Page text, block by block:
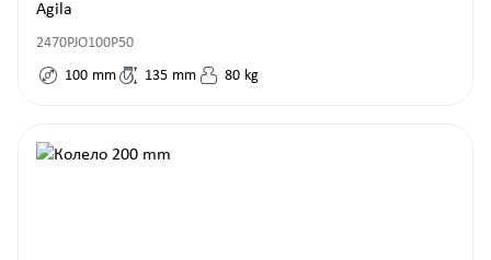
Agila
2470PJO100P50
100 mm 135 mm 80 kg